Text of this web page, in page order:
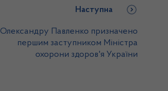
Наступна
Олександру Павленко призначено
першим заступником Міністра
охорони здоров'я України